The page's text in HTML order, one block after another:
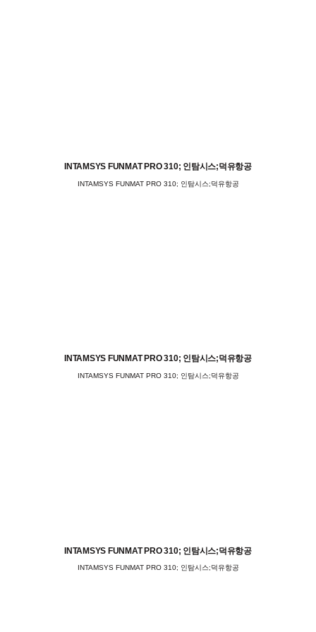
INTAMSYS FUNMAT PRO 310; 인탐시스;덕유항공
INTAMSYS FUNMAT PRO 310; 인탐시스;덕유항공
INTAMSYS FUNMAT PRO 310; 인탐시스;덕유항공
INTAMSYS FUNMAT PRO 310; 인탐시스;덕유항공
INTAMSYS FUNMAT PRO 310; 인탐시스;덕유항공
INTAMSYS FUNMAT PRO 310; 인탐시스;덕유항공